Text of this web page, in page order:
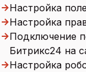
→Настройка
→Настройка
→Подключение
Битрикс24 на
→Настройка